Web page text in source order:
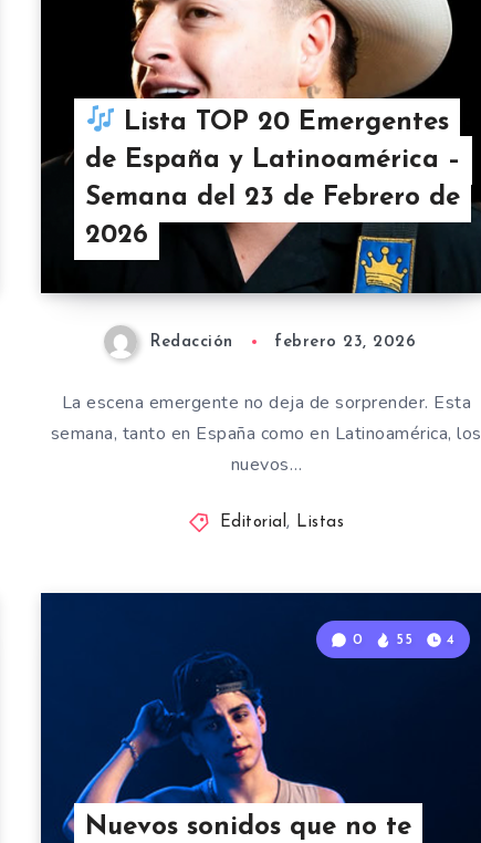
Lista TOP 20 Emergentes
de España y Latinoamérica –
Semana del 23 de Febrero de
2026
Redacción febrero 23, 2026
La escena emergente no deja de sorprender. Esta
semana, tanto en España como en Latinoamérica, los
nuevos…
Editorial, Listas
Nuevos sonidos que no te
0 55 4